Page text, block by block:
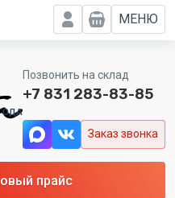
МЕНЮ
Позвонить на склад
+7 831 283-83-85
Заказ звонка
прайс